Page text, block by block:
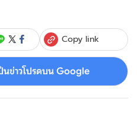
Copy link
นข่าวโปรดบน Google